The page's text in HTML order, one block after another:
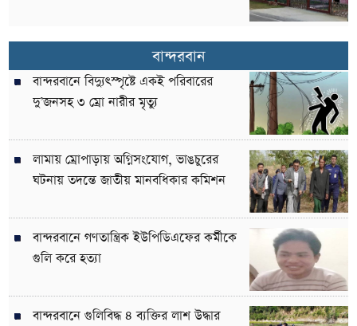
বান্দরবান
বান্দরবানে বিদ্যুৎস্পৃষ্টে একই পরিবারের
দু’জনসহ ৩ ম্রো নারীর মৃত্যু
লামায় ম্রোপাড়ায় অগ্নিসংযোগ, ভাঙচুরের
ঘটনায় তদন্তে জাতীয় মানবধিকার কমিশন
বান্দরবানে গণতান্ত্রিক ইউপিডিএফের কর্মীকে
গুলি করে হত্যা
বান্দরবানে গুলিবিদ্ধ ৪ ব্যক্তির লাশ উদ্ধার